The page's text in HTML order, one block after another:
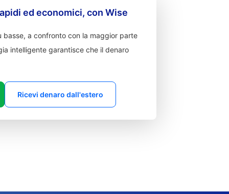
ed economici, con Wise
basse, a confronto con la maggior parte
intelligente garantisce che il denaro
Ricevi denaro dall'estero